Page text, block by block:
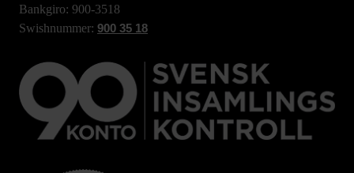
Bankgiro: 900-3518
Swishnummer: 900 35 18